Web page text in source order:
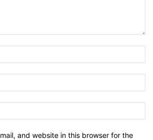
and website in this browser for the